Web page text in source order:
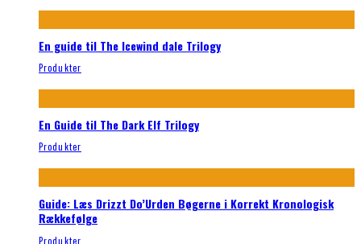
En guide til The Icewind dale Trilogy
Produkter
En Guide til The Dark Elf Trilogy
Produkter
Guide: Læs Drizzt Do’Urden Bøgerne i Korrekt Kronologisk
Rækkefølge
Produkter